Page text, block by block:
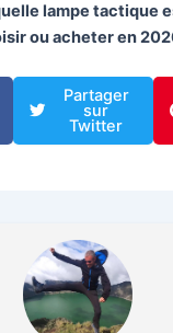
lampe tactique
ou acheter en
Partager
sur
Twitter